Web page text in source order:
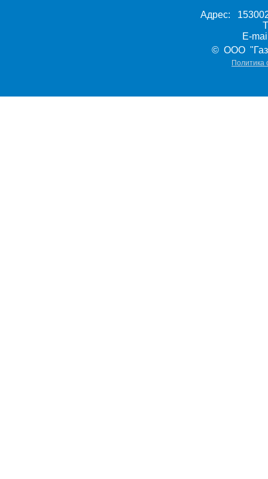
Адрес:
E-
© ООО
Политика